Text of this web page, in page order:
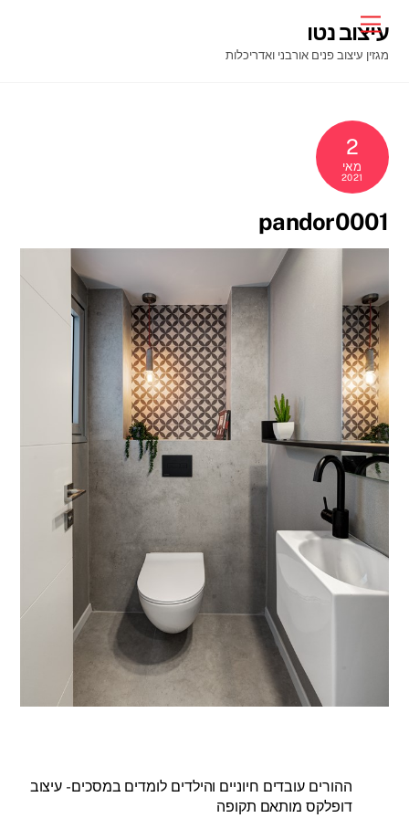
content
Menu
עיצוב נטו
מגזין עיצוב פנים אורבני ואדריכלות
2
מאי
2021
pandor0001
ההורים עובדים חיוניים והילדים לומדים במסכים- עיצוב
דופלקס מותאם תקופה